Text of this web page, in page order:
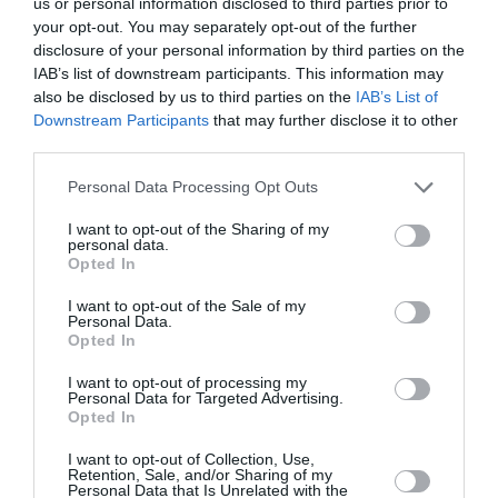
your opt-out. You may separately opt-out of the further
disclosure of your personal information by third parties on the
IAB’s list of downstream participants. This information may
also be disclosed by us to third parties on the IAB’s List of
Downstream Participants that may further disclose it to other
Personal Data Processing Opt Outs
I want to opt-out of the Sharing of my
personal data.
Opted In
I want to opt-out of the Sale of my
Personal Data.
Opted In
I want to opt-out of processing my
Personal Data for Targeted Advertising.
Opted In
I want to opt-out of Collection, Use,
Retention, Sale, and/or Sharing of my
Personal Data that Is Unrelated with the
Ταυτότητα Εκδήλωσης
Ημερομηνία:
Από: 14/05/2024 Εως:
31/05/2024
The Project Gallery, Νορμανού 3 (εντός στοάς, 1ος
όροφος), Μοναστηράκι
The Project Gallery
Eισιτήρια:
Είσοδος Δωρεάν
Πληροφορίες / Κρατήσεις: